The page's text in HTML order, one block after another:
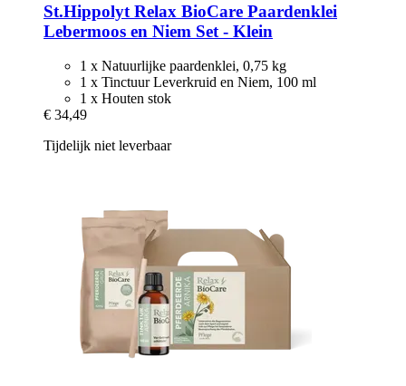
St.Hippolyt Relax BioCare Paardenklei
Lebermoos en Niem Set -​ Klein
1 x Natuurlijke paardenklei, 0,75 kg
1 x Tinctuur Leverkruid en Niem, 100 ml
1 x Houten stok
€ 34,49
Tijdelijk niet leverbaar